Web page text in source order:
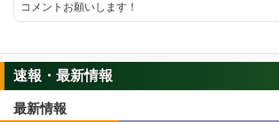
コメントお願いします！
速報・最新情報
最新情報